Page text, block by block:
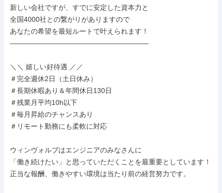
新しい会社ですが、すでに安定した資本力と
全国4000社との繋がりがありますので
あなたの希望を最短ルートで叶えられます！
――――――――――――――――――――
＼＼ 嬉しい好待遇 ／／
＃完全週休2日（土日休み）
＃長期休暇あり＆年間休日130日
＃残業月平均10h以下
＃毎月昇給のチャンスあり
＃リモート勤務にも柔軟に対応
ウィンヴォルブはエンジニアのみなさんに
「働き続けたい」と思っていただくことを最重要としています！
正当な報酬、働きやすい環境は当たり前の経営努力です。